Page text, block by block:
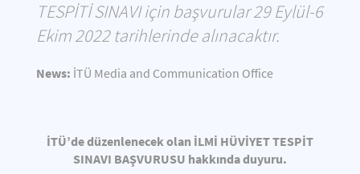
TESPİTİ SINAVI için başvurular 29 Eylül-6
Ekim 2022 tarihlerinde alınacaktır.
News: İTÜ Media and Communication Office
İTÜ’de düzenlenecek olan İLMİ HÜVİYET TESPİT
SINAVI BAŞVURUSU hakkında duyuru.